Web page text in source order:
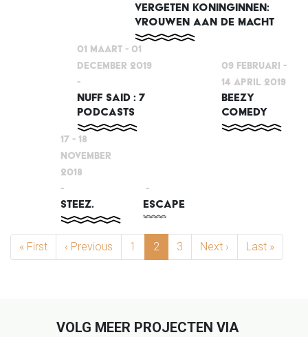
VERGETEN KONINGINNEN:
VROUWEN AAN DE MACHT
01 Maart - 01
December 2019
-
NUFF SAID : 7
PODCASTS
09 Februari -
14 April 2019
BEEZY
COMEDY
17 - 18
November
2018
-
STEEZ.
-
ESCAPE
PAGINERING
« First First page
‹ Previous Previous page
1 2 3 Next › Next page
Last »
VOLG MEER PROJECTEN VIA